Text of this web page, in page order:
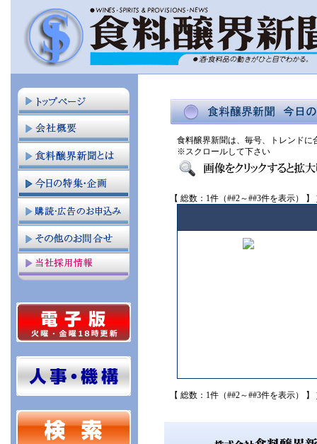
食料醸界新聞は、毎号、トレンド
※スクロールして下さい
【 総数：1件（##2～##3件を表示） 】
【 総数：1件（##2～##3件を表示） 】